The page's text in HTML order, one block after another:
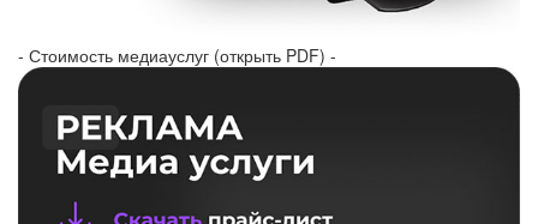
- Стоимость медиауслуг (открыть PDF) -